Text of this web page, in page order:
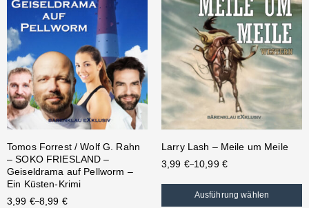
Tomos Forrest / Wolf G. Rahn
– SOKO FRIESLAND –
Geiseldrama auf Pellworm –
Ein Küsten-Krimi
3,99 €–8,99 €
Larry Lash – Meile um Meile
3,99 €–10,99 €
Ausführung wählen